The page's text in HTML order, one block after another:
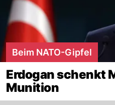
Beim NATO-Gipfel
Erdogan schenkt
Munition